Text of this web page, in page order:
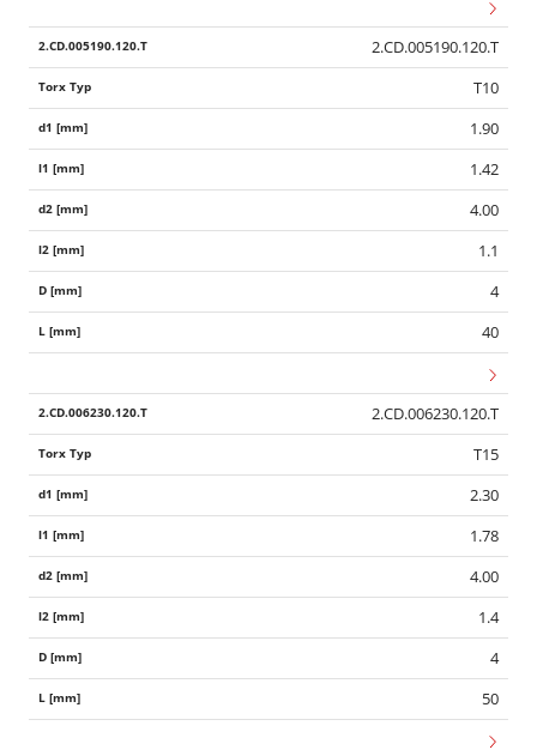
2.CD.005190.120.T
T10
1.90
1.42
4.00
1.1
4
40
2.CD.006230.120.T
T15
2.30
1.78
4.00
1.4
4
50